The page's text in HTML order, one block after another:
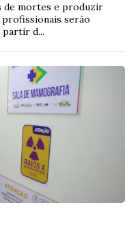
de mortes e produzir
serão
partir d...